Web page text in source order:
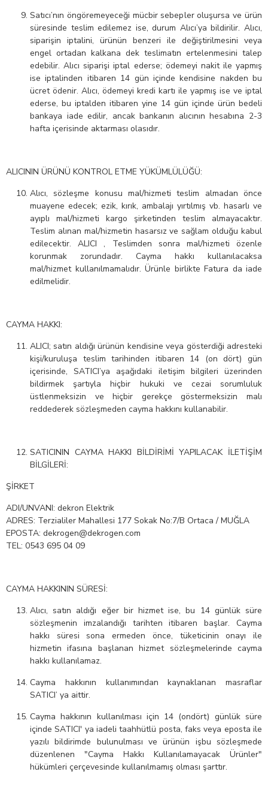
Satıcı’nın öngöremeyeceği mücbir sebepler oluşursa ve ürün
süresinde teslim edilemez ise, durum Alıcı’ya bildirilir. Alıcı,
siparişin iptalini, ürünün benzeri ile değiştirilmesini veya
engel ortadan kalkana dek teslimatın ertelenmesini talep
edebilir. Alıcı siparişi iptal ederse; ödemeyi nakit ile yapmış
ise iptalinden itibaren 14 gün içinde kendisine nakden bu
ücret ödenir. Alıcı, ödemeyi kredi kartı ile yapmış ise ve iptal
ederse, bu iptalden itibaren yine 14 gün içinde ürün bedeli
bankaya iade edilir, ancak bankanın alıcının hesabına 2-3
hafta içerisinde aktarması olasıdır.
ALICININ ÜRÜNÜ KONTROL ETME YÜKÜMLÜLÜĞÜ:
Alıcı, sözleşme konusu mal/hizmeti teslim almadan önce
muayene edecek; ezik, kırık, ambalajı yırtılmış vb. hasarlı ve
ayıplı mal/hizmeti kargo şirketinden teslim almayacaktır.
Teslim alınan mal/hizmetin hasarsız ve sağlam olduğu kabul
edilecektir. ALICI , Teslimden sonra mal/hizmeti özenle
korunmak zorundadır. Cayma hakkı kullanılacaksa
mal/hizmet kullanılmamalıdır. Ürünle birlikte Fatura da iade
edilmelidir.
CAYMA HAKKI:
ALICI; satın aldığı ürünün kendisine veya gösterdiği adresteki
kişi/kuruluşa teslim tarihinden itibaren 14 (on dört) gün
içerisinde, SATICI’ya aşağıdaki iletişim bilgileri üzerinden
bildirmek şartıyla hiçbir hukuki ve cezai sorumluluk
üstlenmeksizin ve hiçbir gerekçe göstermeksizin malı
reddederek sözleşmeden cayma hakkını kullanabilir.
SATICININ CAYMA HAKKI BİLDİRİMİ YAPILACAK İLETİŞİM
BİLGİLERİ:
ŞİRKET
ADI/UNVANI: dekron Elektrik
ADRES: Terzialiler Mahallesi 177 Sokak No:7/B Ortaca / MUĞLA
EPOSTA: dekrogen@dekrogen.com
TEL: 0543 695 04 09
CAYMA HAKKININ SÜRESİ:
Alıcı, satın aldığı eğer bir hizmet ise, bu 14 günlük süre
sözleşmenin imzalandığı tarihten itibaren başlar. Cayma
hakkı süresi sona ermeden önce, tüketicinin onayı ile
hizmetin ifasına başlanan hizmet sözleşmelerinde cayma
hakkı kullanılamaz.
Cayma hakkının kullanımından kaynaklanan masraflar
SATICI’ ya aittir.
Cayma hakkının kullanılması için 14 (ondört) günlük süre
içinde SATICI' ya iadeli taahhütlü posta, faks veya eposta ile
yazılı bildirimde bulunulması ve ürünün işbu sözleşmede
düzenlenen "Cayma Hakkı Kullanılamayacak Ürünler"
hükümleri çerçevesinde kullanılmamış olması şarttır.